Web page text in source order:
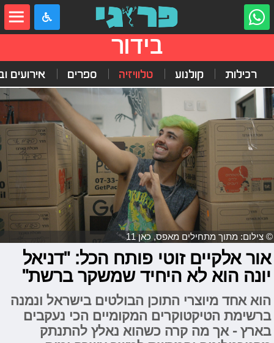
בידור
רכילות קולנוע טלוויזיה ספרים אירועים
© צילום: מתוך מתחילים מאפס, כאן 11
אור אלקיים זוטי פותח הכל: "דניאל
יונה הוא לא היחיד שמשקר ברשת"
הוא אחד מיוצרי התוכן הבולטים בישראל ונמנה
ברשימת הטיקטוקרים המקומיים הכי נעקבים
בארץ - אך מה קרה כשהוא נאלץ להתנתק